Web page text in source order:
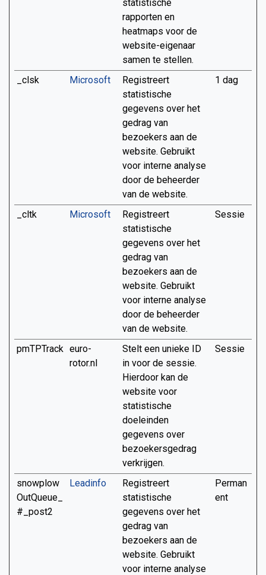
statistische
rapporten en
heatmaps voor de
website-eigenaar
samen te stellen.
_clsk
Microsoft
Registreert
statistische
gegevens over het
gedrag van
bezoekers aan de
website. Gebruikt
voor interne analyse
door de beheerder
van de website.
1 dag
_cltk Microsoft
Registreert
statistische
gegevens over het
gedrag van
bezoekers aan de
website. Gebruikt
voor interne analyse
door de beheerder
van de website.
Sessie
pmTPTrack euro-
rotor.nl
Stelt een unieke ID
in voor de sessie.
Hierdoor kan de
website voor
statistische
doeleinden
gegevens over
bezoekersgedrag
verkrijgen.
Sessie
snowplow
OutQueue_
#_post2
Leadinfo
Registreert
statistische
gegevens over het
gedrag van
bezoekers aan de
website. Gebruikt
voor interne analyse
Perman
ent